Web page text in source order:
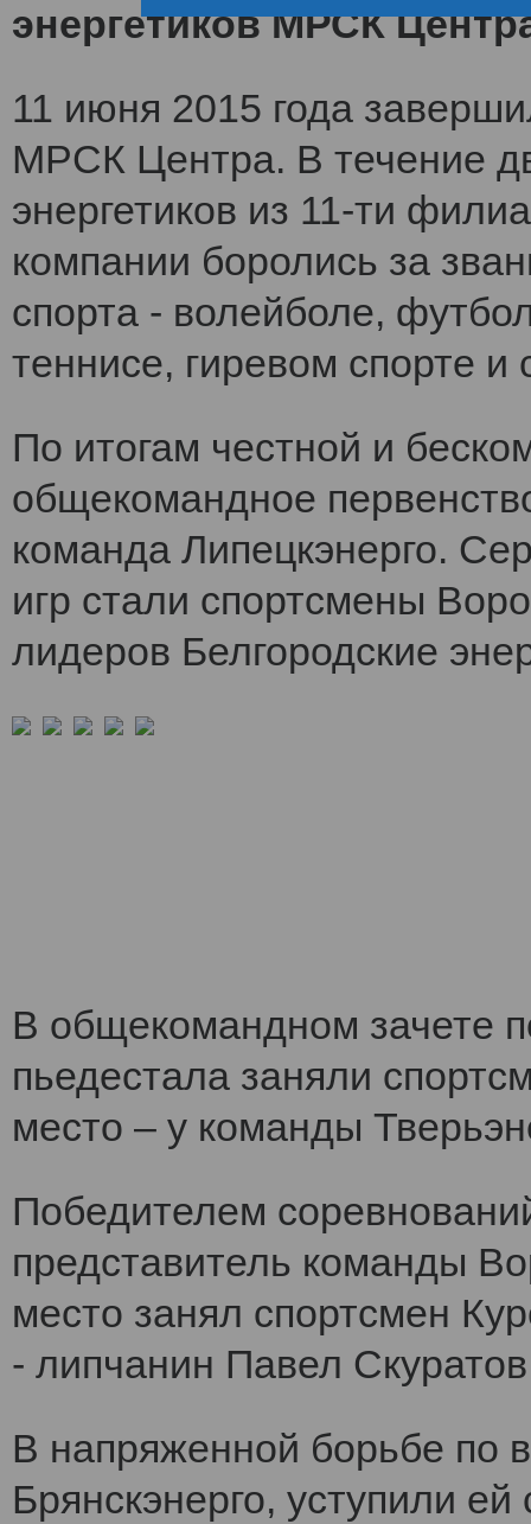
энергетиков МРСК
11 июня 2015 года
МРСК Центра. В течение
энергетиков из 11-ти
компании боролись за
спорта - волейболе,
теннисе, гиревом спорте и
По итогам честной и
общекомандное
команда Липецкэнерго.
игр стали спортсмены
лидеров Белгородские
В общекомандном зачете
пьедестала заняли
место – у команды
Победителем
представитель команды
место занял спортсмен
- липчанин Павел
В напряженной борьбе по
Брянскэнерго, уступили